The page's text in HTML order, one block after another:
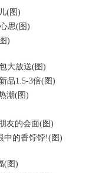
(图)
思(图)
)
大放送(图)
品1.5-3倍(图)
潮(图)
友的会面(图)
中的香饽饽!(图)
(图)